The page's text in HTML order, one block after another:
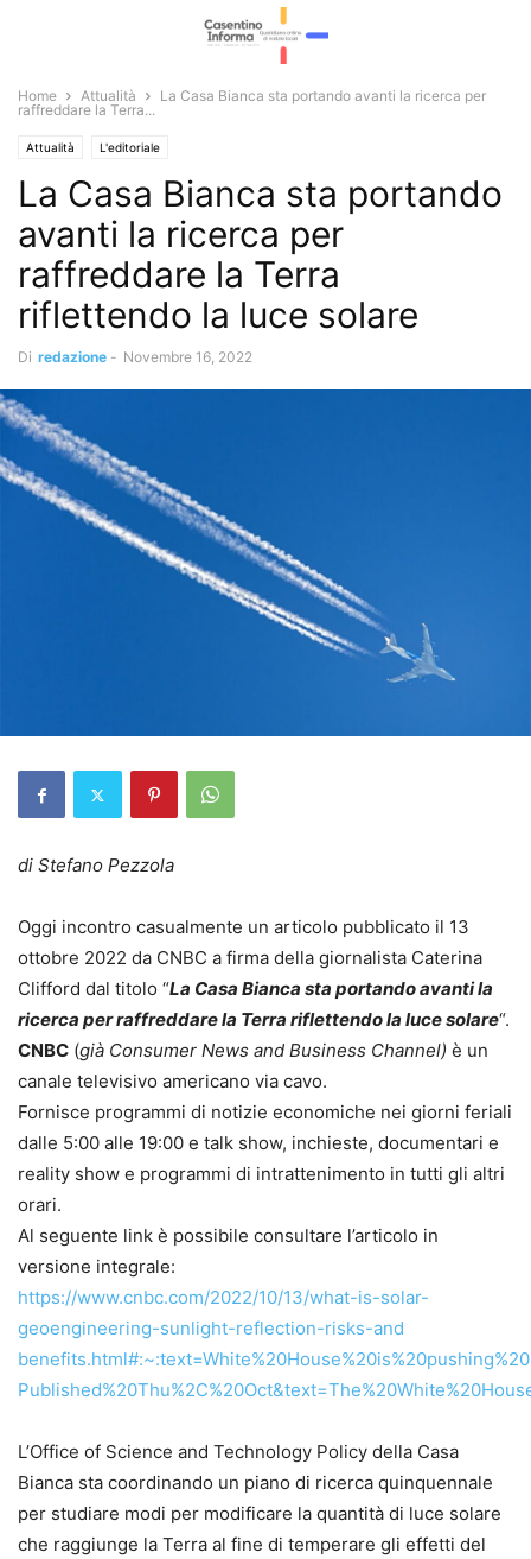
Home Attualità
La Casa Bianca sta portando avanti la ricerca per
raffreddare la Terra...
Attualità L'editoriale
La Casa Bianca sta portando
avanti la ricerca per
raffreddare la Terra
riflettendo la luce solare
Di redazione - Novembre 16, 2022
di Stefano Pezzola
Oggi incontro casualmente un articolo pubblicato il 13
ottobre 2022 da CNBC a firma della giornalista Caterina
Clifford dal titolo “La Casa Bianca sta portando avanti la
ricerca per raffreddare la Terra riflettendo la luce solare“.
CNBC (già Consumer News and Business Channel) è un
canale televisivo americano via cavo.
Fornisce programmi di notizie economiche nei giorni feriali
dalle 5:00 alle 19:00 e talk show, inchieste, documentari e
reality show e programmi di intrattenimento in tutti gli altri
orari.
Al seguente link è possibile consultare l’articolo in
versione integrale:
https://www.cnbc.com/2022/10/13/what-is-solar-
geoengineering-sunlight-reflection-risks-and
L’Office of Science and Technology Policy della Casa
Bianca sta coordinando un piano di ricerca quinquennale
per studiare modi per modificare la quantità di luce solare
che raggiunge la Terra al fine di temperare gli effetti del